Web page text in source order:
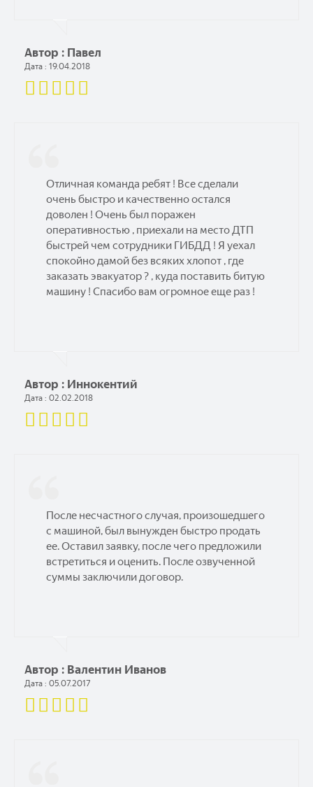
Автор : Павел
Дата : 19.04.2018
Отличная команда ребят ! Все сделали
очень быстро и качественно остался
доволен ! Очень был поражен
оперативностью , приехали на место ДТП
быстрей чем сотрудники ГИБДД ! Я уехал
спокойно дамой без всяких хлопот , где
заказать эвакуатор ? , куда поставить битую
машину ! Спасибо вам огромное еще раз !
Автор : Иннокентий
Дата : 02.02.2018
После несчастного случая, произошедшего
с машиной, был вынужден быстро продать
ее. Оставил заявку, после чего предложили
встретиться и оценить. После озвученной
суммы заключили договор.
Автор : Валентин Иванов
Дата : 05.07.2017